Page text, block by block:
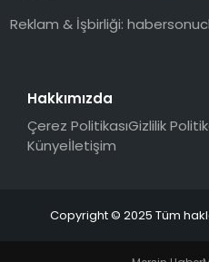
Reklam & İşbirliği:
Hakkımızda
Çerez PolitikasıGizlilik
Künyeİletişim
Copyright © 2025 Tüm